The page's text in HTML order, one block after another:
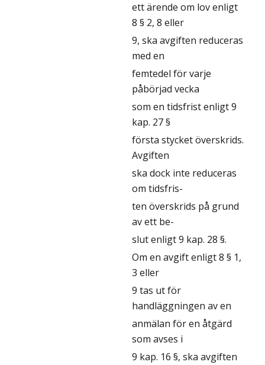
ett ärende om lov enligt
8 § 2, 8 eller
9, ska avgiften reduceras
med en
femtedel för varje
påbörjad vecka
som en tidsfrist enligt 9
kap. 27 §
första stycket överskrids.
Avgiften
ska dock inte reduceras
om tidsfris-
ten överskrids på grund
av ett be-
slut enligt 9 kap. 28 §.
Om en avgift enligt 8 § 1,
3 eller
9 tas ut för
handläggningen av en
anmälan för en åtgärd
som avses i
9 kap. 16 §, ska avgiften